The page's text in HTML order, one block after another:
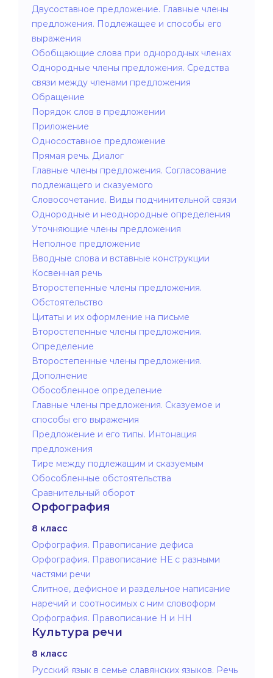
Двусоставное предложение. Главные члены
предложения. Подлежащее и способы его
выражения
Обобщающие слова при однородных членах
Однородные члены предложения. Средства
связи между членами предложения
Обращение
Порядок слов в предложении
Приложение
Односоставное предложение
Прямая речь. Диалог
Главные члены предложения. Согласование
подлежащего и сказуемого
Словосочетание. Виды подчинительной связи
Однородные и неоднородные определения
Уточняющие члены предложения
Неполное предложение
Вводные слова и вставные конструкции
Косвенная речь
Второстепенные члены предложения.
Обстоятельство
Цитаты и их оформление на письме
Второстепенные члены предложения.
Определение
Второстепенные члены предложения.
Дополнение
Обособленное определение
Главные члены предложения. Сказуемое и
способы его выражения
Предложение и его типы. Интонация
предложения
Тире между подлежащим и сказуемым
Обособленные обстоятельства
Сравнительный оборот
Орфография
8 класс
Орфография. Правописание дефиса
Орфография. Правописание НЕ с разными
частями речи
Слитное, дефисное и раздельное написание
наречий и соотносимых с ним словоформ
Орфография. Правописание Н и НН
Культура речи
8 класс
Русский язык в семье славянских языков. Речь